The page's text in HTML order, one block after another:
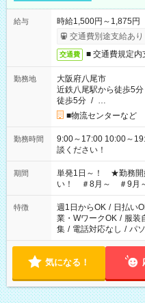
給与
時給1,500円～1,875円
交通費別途支給あり
交通費 ■ 交通費規定
勤務地
大阪府八尾市
近鉄八尾駅から徒歩5分
徒歩5分 / …
■物流センターなど
勤務時間
9:00～17:00 10:00～19:00 など ■ 他の時
談ください！
期間
単発1日～！ ★勤務開
い！ ＃8月～ ＃9月
特徴 週1日からOK / 日払い
業・WワークOK / 服装
集 / 電話対応なし / パ
気になる！